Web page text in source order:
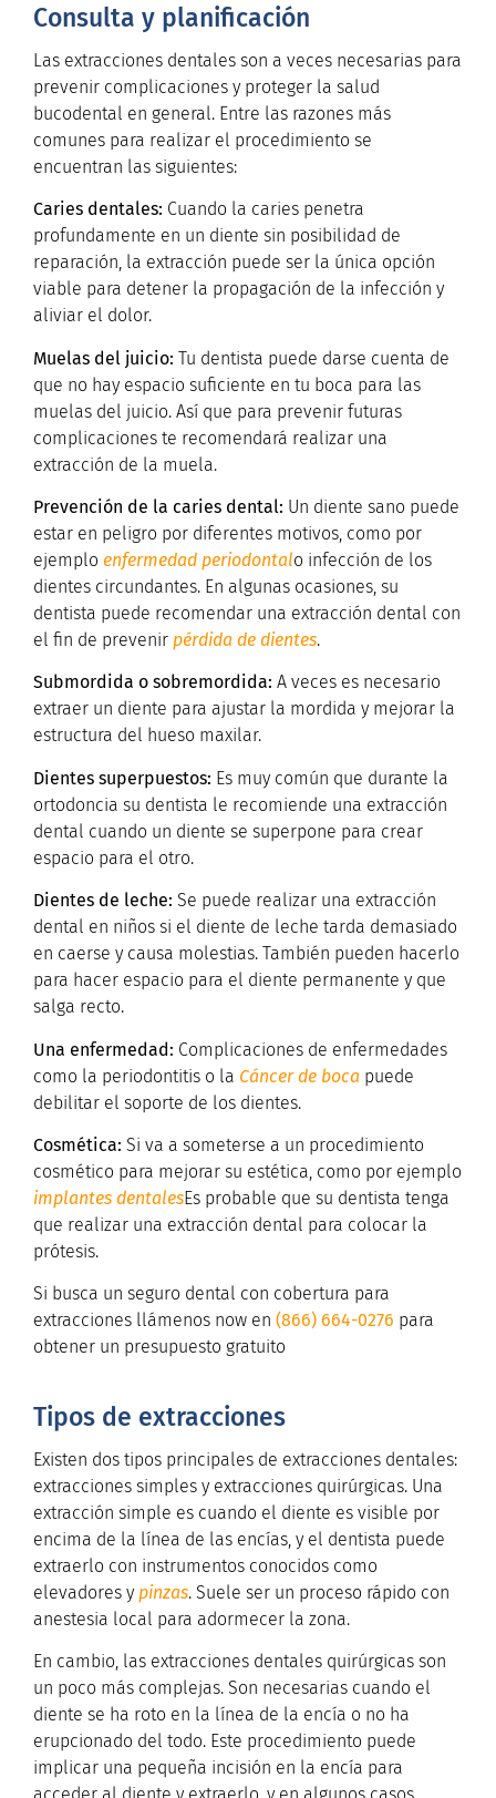
Consulta y planificación
Las extracciones dentales son a veces necesarias para
prevenir complicaciones y proteger la salud
bucodental en general. Entre las razones más
comunes para realizar el procedimiento se
encuentran las siguientes:
Caries dentales: Cuando la caries penetra
profundamente en un diente sin posibilidad de
reparación, la extracción puede ser la única opción
viable para detener la propagación de la infección y
aliviar el dolor.
Muelas del juicio: Tu dentista puede darse cuenta de
que no hay espacio suficiente en tu boca para las
muelas del juicio. Así que para prevenir futuras
complicaciones te recomendará realizar una
extracción de la muela.
Prevención de la caries dental: Un diente sano puede
estar en peligro por diferentes motivos, como por
ejemplo enfermedad periodontalo infección de los
dientes circundantes. En algunas ocasiones, su
dentista puede recomendar una extracción dental con
el fin de prevenir pérdida de dientes.
Submordida o sobremordida: A veces es necesario
extraer un diente para ajustar la mordida y mejorar la
estructura del hueso maxilar.
Dientes superpuestos: Es muy común que durante la
ortodoncia su dentista le recomiende una extracción
dental cuando un diente se superpone para crear
espacio para el otro.
Dientes de leche: Se puede realizar una extracción
dental en niños si el diente de leche tarda demasiado
en caerse y causa molestias. También pueden hacerlo
para hacer espacio para el diente permanente y que
salga recto.
Una enfermedad: Complicaciones de enfermedades
como la periodontitis o la Cáncer de boca puede
debilitar el soporte de los dientes.
Cosmética: Si va a someterse a un procedimiento
cosmético para mejorar su estética, como por ejemplo
implantes dentalesEs probable que su dentista tenga
que realizar una extracción dental para colocar la
prótesis.
Si busca un seguro dental con cobertura para
extracciones llámenos now en (866) 664-0276 para
obtener un presupuesto gratuito
Tipos de extracciones
Existen dos tipos principales de extracciones dentales:
extracciones simples y extracciones quirúrgicas. Una
extracción simple es cuando el diente es visible por
encima de la línea de las encías, y el dentista puede
extraerlo con instrumentos conocidos como
elevadores y pinzas. Suele ser un proceso rápido con
anestesia local para adormecer la zona.
En cambio, las extracciones dentales quirúrgicas son
un poco más complejas. Son necesarias cuando el
diente se ha roto en la línea de la encía o no ha
erupcionado del todo. Este procedimiento puede
implicar una pequeña incisión en la encía para